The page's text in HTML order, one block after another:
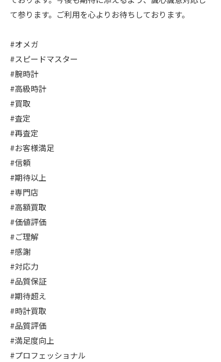
て参ります。ご利用を心よりお待ちしております。
#オメガ
#スピードマスター
#腕時計
#高級時計
#買取
#査定
#再査定
#お客様満足
#信頼
#期待以上
#専門店
#高額買取
#価値評価
#ご理解
#感謝
#対応力
#品質保証
#期待超え
#時計買取
#品質評価
#満足度向上
#プロフェッショナル